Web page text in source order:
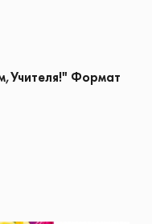
Формат